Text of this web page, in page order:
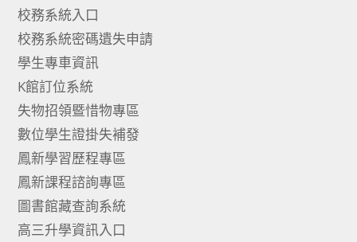
校務系統入口
校務系統密碼遺失申請
學生專車資訊
K館訂位系統
失物招領暨惜物專區
數位學生證掛失補發
鳳新學習歷程專區
鳳新課程諮詢專區
圖書館藏查詢系統
高三升學資訊入口